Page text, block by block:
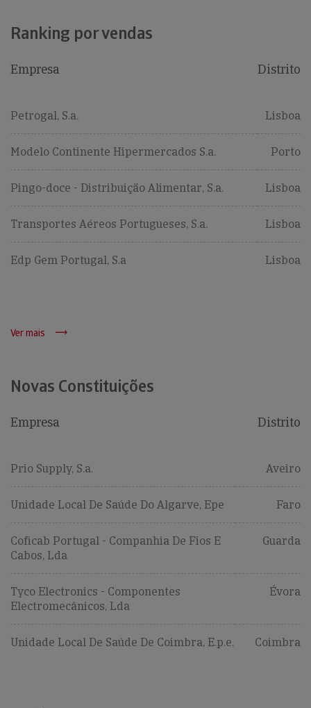
Ranking por vendas
Empresa Distrito
Petrogal, S.a. Lisboa
Modelo Continente Hipermercados S.a. Porto
Pingo-doce - Distribuição Alimentar, S.a. Lisboa
Transportes Aéreos Portugueses, S.a. Lisboa
Edp Gem Portugal, S.a Lisboa
Ver mais
Novas Constituições
Empresa Distrito
Prio Supply, S.a. Aveiro
Unidade Local De Saúde Do Algarve, Epe Faro
Coficab Portugal - Companhia De Fios E
Cabos, Lda
Guarda
Tyco Electronics - Componentes
Electromecânicos, Lda
Évora
Unidade Local De Saúde De Coimbra, E.p.e. Coimbra